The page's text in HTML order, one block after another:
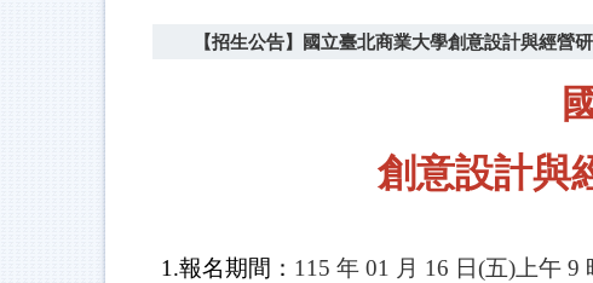
【招生公告】國立臺北商業大學創意設計與經
創意設計與
1.報名期間 ： 115 年 01 月 16 日(五)上午 9